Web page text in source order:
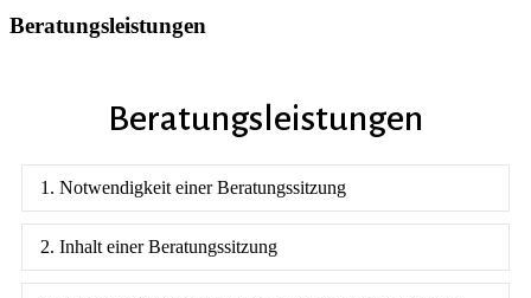
Beratungsleistungen
Beratungsleistungen
1. Notwendigkeit einer Beratungssitzung
2. Inhalt einer Beratungssitzung